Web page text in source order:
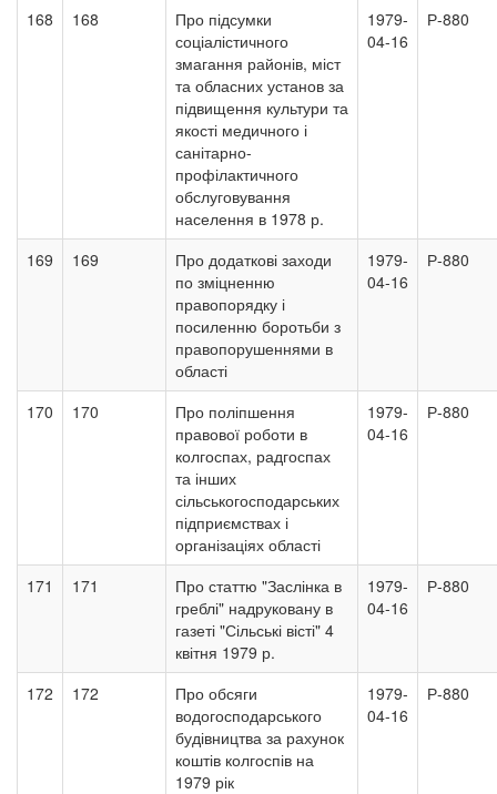
168 168
Про підсумки
соціалістичного
змагання районів, міст
та обласних установ за
підвищення культури та
якості медичного і
санітарно-
профілактичного
обслуговування
населення в 1978 р.
1979-
04-16
Р-880
169 169
Про додаткові заходи
по зміцненню
правопорядку і
посиленню боротьби з
правопорушеннями в
області
1979-
04-16
Р-880
170 170
Про поліпшення
правової роботи в
колгоспах, радгоспах
та інших
сільськогосподарських
підприємствах і
організаціях області
1979-
04-16
Р-880
171 171
Про статтю "Заслінка в
греблі" надруковану в
газеті "Сільські вісті" 4
квітня 1979 р.
1979-
04-16
Р-880
172 172
Про обсяги
водогосподарського
будівництва за рахунок
коштів колгоспів на
1979 рік
1979-
04-16
Р-880